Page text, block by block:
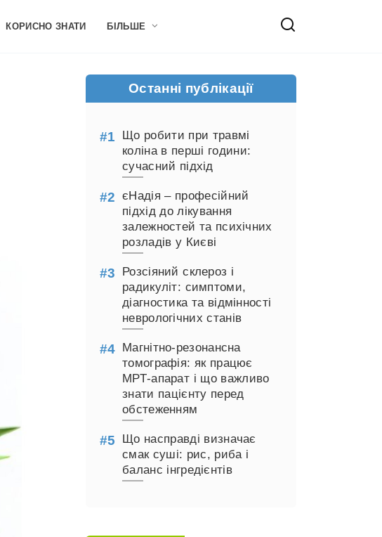
КОРИСНО ЗНАТИ БІЛЬШЕ
Останні публікації
Що робити при травмі
коліна в перші години:
сучасний підхід
єНадія – професійний
підхід до лікування
залежностей та психічних
розладів у Києві
Розсіяний склероз і
радикуліт: симптоми,
діагностика та відмінності
неврологічних станів
Магнітно-резонансна
томографія: як працює
МРТ-апарат і що важливо
знати пацієнту перед
обстеженням
Що насправді визначає
смак суші: рис, риба і
баланс інгредієнтів